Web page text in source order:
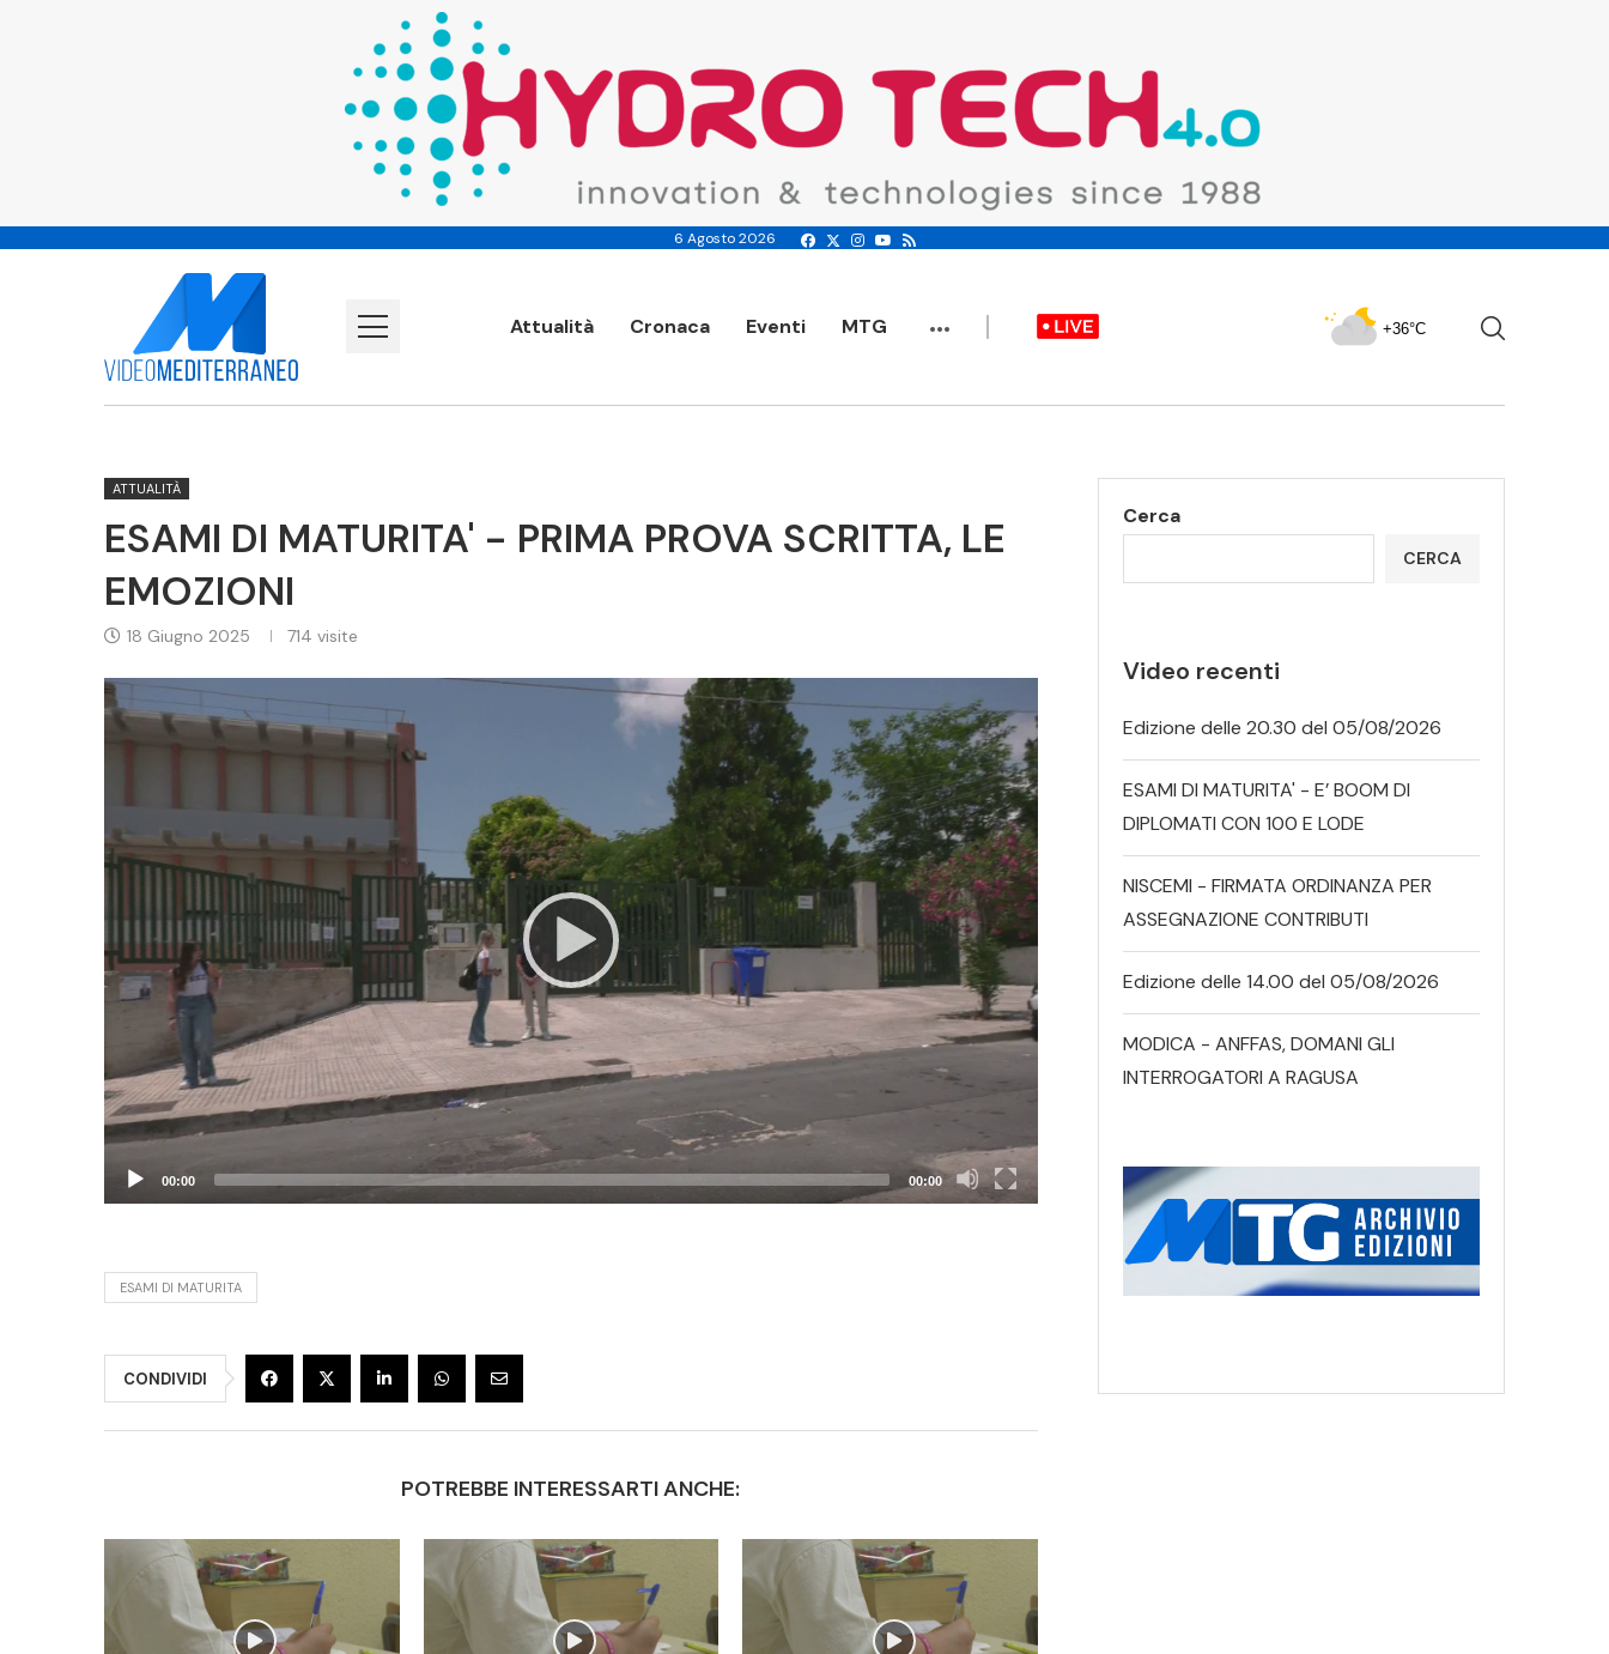
6 Agosto 2026
Attualità Cronaca Eventi MTG ... +36°C
ATTUALITÀ
ESAMI DI MATURITA' - PRIMA PROVA SCRITTA, LE
EMOZIONI
18 Giugno 2025 714 visite
Video
00:00 00:00
ESAMI DI MATURITA
CONDIVIDI
POTREBBE INTERESSARTI ANCHE:
Cerca
CERCA
Video recenti
Edizione delle 20.30 del 05/08/2026
ESAMI DI MATURITA' - E’ BOOM DI
DIPLOMATI CON 100 E LODE
NISCEMI - FIRMATA ORDINANZA PER
ASSEGNAZIONE CONTRIBUTI
Edizione delle 14.00 del 05/08/2026
MODICA - ANFFAS, DOMANI GLI
INTERROGATORI A RAGUSA